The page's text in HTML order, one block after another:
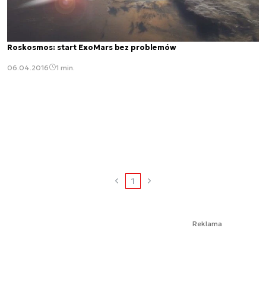
Roskosmos: start ExoMars bez problemów
06.04.2016 1 min.
1
Reklama